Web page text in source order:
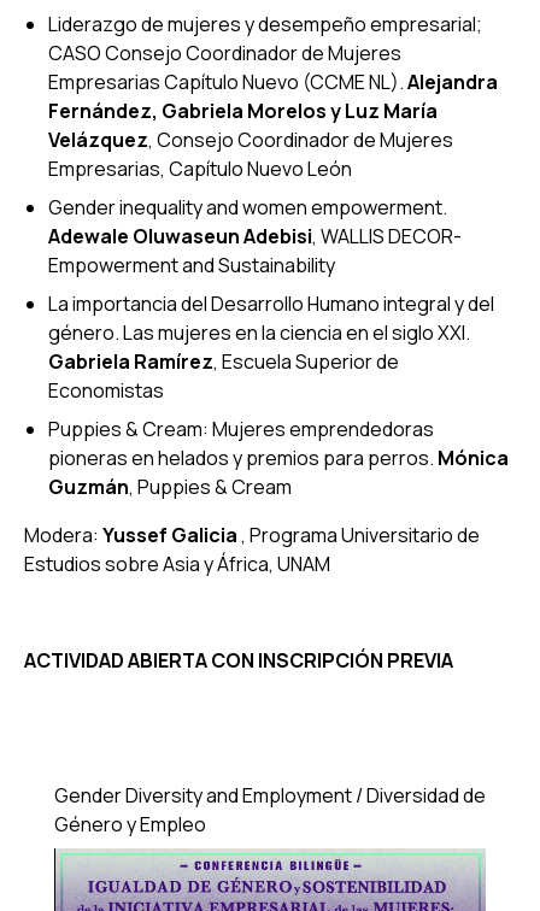
Liderazgo de mujeres y desempeño empresarial;
CASO Consejo Coordinador de Mujeres
Empresarias Capítulo Nuevo (CCME NL).Alejandra
Fernández, Gabriela Morelos y Luz María
Velázquez, Consejo Coordinador de Mujeres
Empresarias, Capítulo Nuevo León
Gender inequality and women empowerment.
Adewale Oluwaseun Adebisi, WALLIS DECOR-
Empowerment and Sustainability
La importancia del Desarrollo Humano integral y del
género. Las mujeres en la ciencia en el siglo XXI.
Gabriela Ramírez, Escuela Superior de
Economistas
Puppies & Cream: Mujeres emprendedoras
pioneras en helados y premios para perros. Mónica
Guzmán, Puppies & Cream
Modera: Yussef Galicia, Programa Universitario de
Estudios sobre Asia y África, UNAM
ACTIVIDAD ABIERTA CON INSCRIPCIÓN PREVIA
Gender Diversity and Employment / Diversidad de
Género y Empleo